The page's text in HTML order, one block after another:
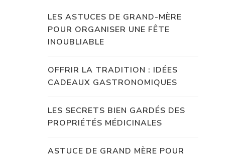
LES ASTUCES DE GRAND-MÈRE
POUR ORGANISER UNE FÊTE
INOUBLIABLE
OFFRIR LA TRADITION : IDÉES
CADEAUX GASTRONOMIQUES
LES SECRETS BIEN GARDÉS DES
PROPRIÉTÉS MÉDICINALES
ASTUCE DE GRAND MÈRE POUR